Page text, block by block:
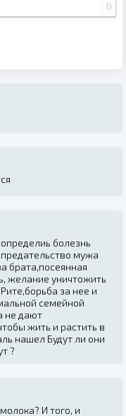
0
болезнь
мужа
брата,посеянная
желание уничтожить
за нее и
семейной
не дают
жить и растить в
нашел Будут ли они
?
И того, и